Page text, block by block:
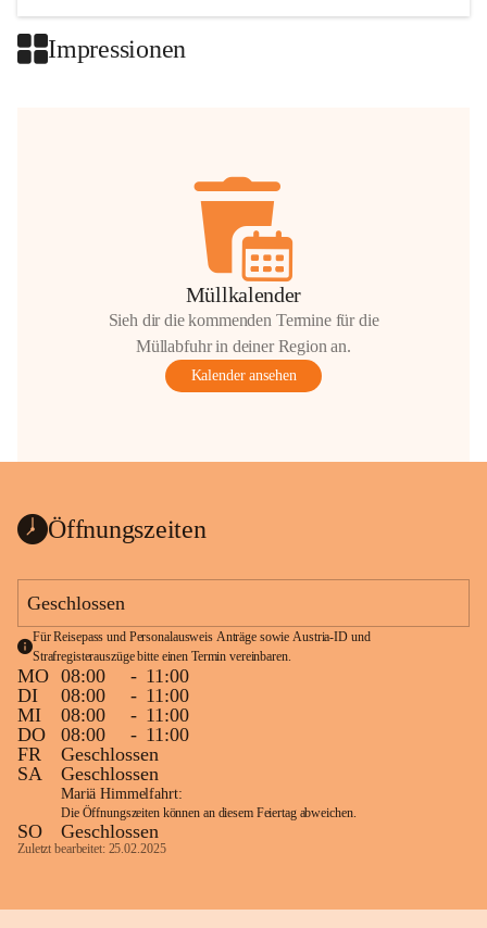
Impressionen
Müllkalender
Sieh dir die kommenden Termine für die
Müllabfuhr in deiner Region an.
Kalender ansehen
Öffnungszeiten
Geschlossen
Für Reisepass und Personalausweis Anträge sowie Austria-ID und
Strafregisterauszüge bitte einen Termin vereinbaren.
MO 08:00 - 11:00
DI
08:00 - 11:00
MI
08:00 - 11:00
DO
08:00 - 11:00
FR
Geschlossen
SA
Geschlossen
Mariä Himmelfahrt:
Die Öffnungszeiten können an diesem Feiertag abweichen.
SO Geschlossen
Zuletzt bearbeitet: 25.02.2025